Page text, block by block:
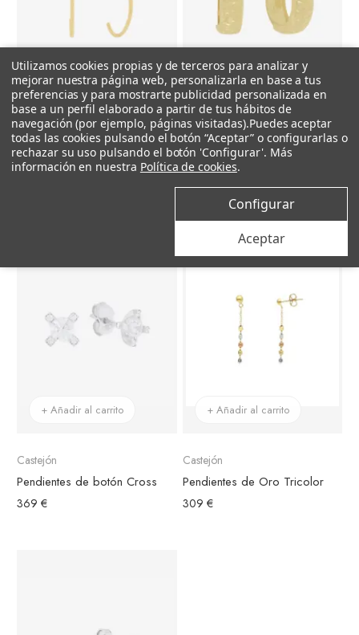
+ Añadir al carrito
Castejón
Pendientes de Aro Manile
+ Añadir al carrito
Castejón
Pendientes de Aro Roobs
307 €
+ Añadir al carrito
Castejón
Pendientes de botón Cross
369 €
+ Añadir al carrito
Castejón
Pendientes de Oro Tricolor
309 €
Utilizamos cookies propias y de terceros para analizar y
mejorar nuestra página web, personalizarla en base a tus
preferencias y para mostrarte publicidad personalizada en
base a un perfil elaborado a partir de tus hábitos de
navegación (por ejemplo, páginas visitadas).Puedes aceptar
todas las cookies pulsando el botón “Aceptar” o configurarlas o
rechazar su uso pulsando el botón 'Configurar'. Más
información en nuestra Política de cookies.
Configurar
Aceptar